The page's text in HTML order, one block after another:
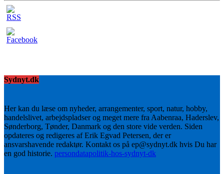
Sydnyt.dk
Her kan du læse om nyheder, arrangementer, sport, natur, hobby,
handelslivet, arbejdspladser og meget mere fra Aabenraa, Haderslev,
Sønderborg, Tønder, Danmark og den store vide verden. Siden
opdateres og redigeres af Erik Egvad Petersen, der er
ansvarshavende redaktør. Kontakt os på ep@sydnyt.dk hvis Du har
en god historie. persondatapolitik-hos-sydnyt-dk